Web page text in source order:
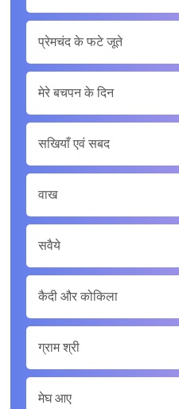
प्रेमचंद के फटे जूते
मेरे बचपन के दिन
सखियाँ एवं सबद
वाख
सवैये
कैदी और कोकिला
ग्राम श्री
मेघ आए